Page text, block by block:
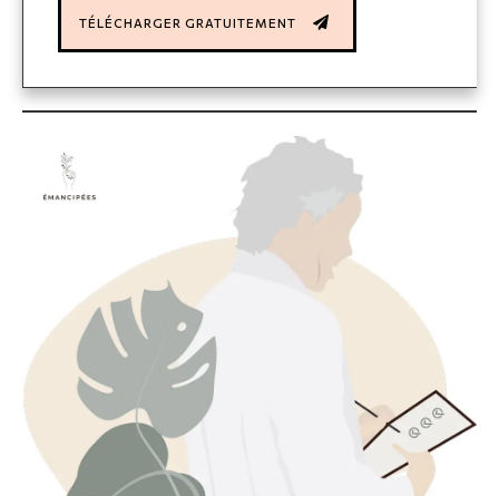
TÉLÉCHARGER GRATUITEMENT